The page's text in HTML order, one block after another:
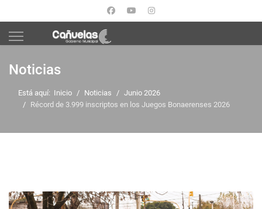
Noticias
Está aquí: Inicio Noticias
Junio 2026
Récord de 3.999 inscriptos en los Juegos Bonaerenses 2026